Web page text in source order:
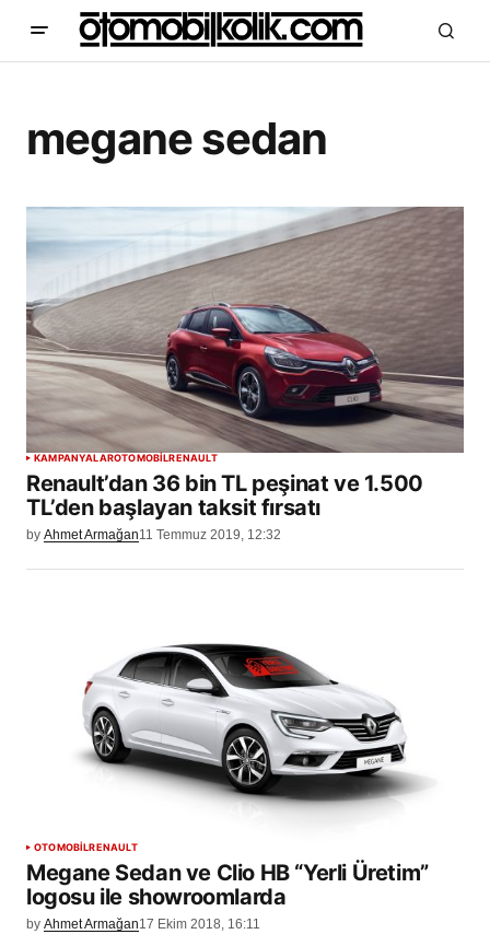
megane sedan
KAMPANYALAROTOMOBİLRENAULT
Renault’dan 36 bin TL peşinat ve 1.500
TL’den başlayan taksit fırsatı
by Ahmet Armağan11 Temmuz 2019, 12:32
OTOMOBİLRENAULT
Megane Sedan ve Clio HB “Yerli Üretim”
logosu ile showroomlarda
by Ahmet Armağan17 Ekim 2018, 16:11